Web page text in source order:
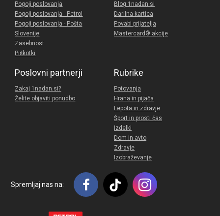
Pogoji poslovanja
Pogoji poslovanja - Petrol
Pogoji poslovanja - Pošta
Slovenije
Zasebnost
Piškotki
Blog 1nadan.si
Darilna kartica
Povabi prijatelja
Mastercard® akcije
Poslovni partnerji
Zakaj 1nadan.si?
Želite objaviti ponudbo
Rubrike
Potovanja
Hrana in pijača
Lepota in zdravje
Šport in prosti čas
Izdelki
Dom in avto
Zdravje
Izobraževanje
Spremljaj nas na: